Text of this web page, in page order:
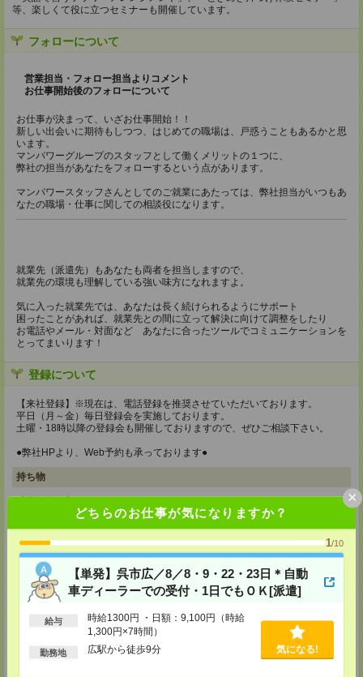
どちらのお仕事が気になりますか？
1/10
【単発】呉市広／8／8・9・22・23日＊自動
車ディーラーでの受付・1日でもＯＫ[派遣]
給与
時給1300円 ・日額：9,100円（時給
1,300円×7時間）
勤務地 広駅から徒歩9分 気になる!
×
等、楽しくて役に立つセミナーも開催しています。
フォローについて
営業担当・フォロー担当よりコメント
お仕事開始後のフォローについて
お仕事が決まって、いざお仕事開始！！
新しい出会いに期待もしつつ、はじめての職場は、戸惑うこともあるかと思
います。
マンパワーグループのスタッフとして働くメリットの１つに、
弊社の担当があなたをフォローするという点があります。
マンパワースタッフさんとしてのご就業にあたっては、弊社担当がいつもあ
なたの職場・仕事に関しての相談役になります。
就業先（派遣先）もあなたも両者を担当しますので、
就業先の環境も理解している強い味方になれますよ。
気に入った就業先では、あなたは長く続けられるようにサポート
困ったことがあれば、就業先との間に立って解決に向けて調整をしたり
お電話やメール・対面など あなたに合ったツールでコミュニケーションを
とってまいります！
登録について
【来社登録】※現在は、電話登録を推奨させていただいております。
平日（月～金）毎日登録会を実施しております。
土曜・18時以降の登録会も開催しておりますので、ぜひご相談下さい。
●弊社HPより、Web予約も承っております●
持ち物
弊社HPよりマイページ作成をお願いします
【来社登録】※現在は、電話登録を推奨させていただいております。
・印鑑
・免許証など本人確認書類
・職務経歴書
※履歴書、写真は不要です！
【電話登録】30分程度
・経験やご希望などをインタビュー
・お仕事のご紹介など